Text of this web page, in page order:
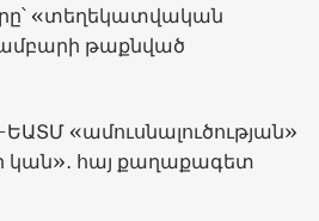
«տեղեկատվական
թաքնված
«ամուսնալուծության»
հայ քաղաքագետ